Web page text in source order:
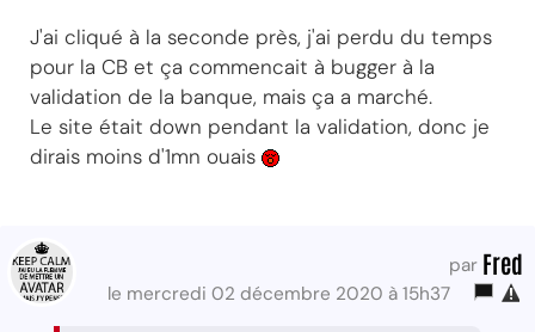
J'ai cliqué à la seconde près, j'ai perdu du temps
pour la CB et ça commencait à bugger à la
validation de la banque, mais ça a marché.
Le site était down pendant la validation, donc je
dirais moins d'1mn ouais
par Fred
le mercredi 02 décembre 2020 à 15h37